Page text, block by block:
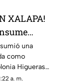
XALAPA!
colonia
llamas
una
como
Higueras
se
a. m.